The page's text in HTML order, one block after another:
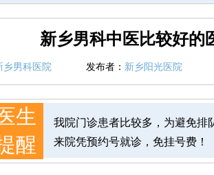
新乡男科中医比较好的
乡男科医院 发布者： 新乡阳光医院
生
醒
我院门诊患者比较多，为避免排
来院凭预约号就诊，免挂号费！